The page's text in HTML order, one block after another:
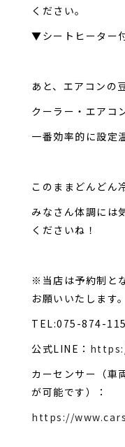
ください。
▼シートヒーター
あと、エアコンの
クーラー・エアコ
一番効率的に設定
このままどんどん
みなさん体調には
くださいね！
※当店は予約制と
お願いいたします。
TEL:075-874-
公式LINE：
カーセンサー（車
が可能です）：
https://